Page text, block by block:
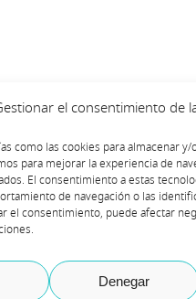
el consentimiento de
como las cookies para almacenar
para mejorar la experiencia de
El consentimiento a estas
de navegación o las
el consentimiento, puede afectar
Denegar